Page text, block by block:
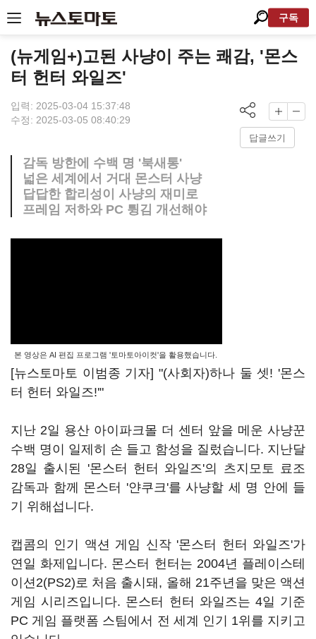
구독
(뉴게임+)고된 사냥이 주는 쾌감, '몬스
터 헌터 와일즈'
입력: 2025-03-04 15:37:48
수정: 2025-03-05 08:40:29
답글쓰기
감독 방한에 수백 명 '북새통'
넓은 세계에서 거대 몬스터 사냥
답답한 합리성이 사냥의 재미로
프레임 저하와 PC 튕김 개선해야
본 영상은 AI 편집 프로그램 '토마토아이컷'을 활용했습니다.
[뉴스토마토 이범종 기자] "(사회자)하나 둘 셋! '몬스
터 헌터 와일즈!'"
지난 2일 용산 아이파크몰 더 센터 앞을 메운 사냥꾼
수백 명이 일제히 손 들고 함성을 질렀습니다. 지난달
28일 출시된 '몬스터 헌터 와일즈'의 츠지모토 료조
감독과 함께 몬스터 '얀쿠크'를 사냥할 세 명 안에 들
기 위해섭니다.
캡콤의 인기 액션 게임 신작 '몬스터 헌터 와일즈'가
연일 화제입니다. 몬스터 헌터는 2004년 플레이스테
이션2(PS2)로 처음 출시돼, 올해 21주년을 맞은 액션
게임 시리즈입니다. 몬스터 헌터 와일즈는 4일 기준
PC 게임 플랫폼 스팀에서 전 세계 인기 1위를 지키고